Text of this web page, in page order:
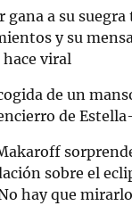
gana a su suegra
y su
viral
de un
de
sobre el
hay que